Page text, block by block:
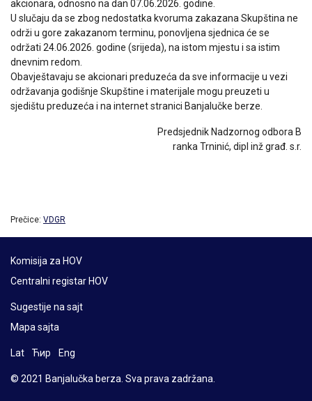
akcionara, odnosno na dan 07.06.2026. godine.
U slučaju da se zbog nedostatka kvoruma zakazana Skupština ne
održi u gore zakazanom terminu, ponovljena sjednica će se
održati 24.06.2026. godine (srijeda), na istom mjestu i sa istim
dnevnim redom.
Obavještavaju se akcionari preduzeća da sve informacije u vezi
održavanja godišnje Skupštine i materijale mogu preuzeti u
sjedištu preduzeća i na internet stranici Banjalučke berze.
Predsjednik Nadzornog odbora B
ranka Trninić, dipl inž građ. s.r.
Prečice: VDGR
Komisija za HOV
Centralni registar HOV
Sugestije na sajt
Mapa sajta
Lat Ћир Eng
© 2021 Banjalučka berza. Sva prava zadržana.